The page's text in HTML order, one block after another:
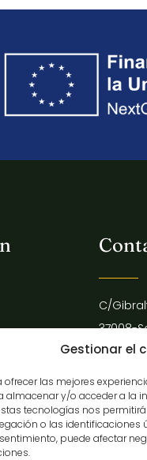
Gestionar el
ofrecer las mejores
almacenar y/o acceder a la
tecnologías nos
o las identificaciones
puede afectar
C/
37008-
923